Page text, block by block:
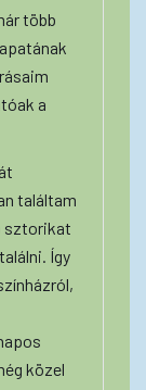
több
a
találtam
sztorikat
Így
közel